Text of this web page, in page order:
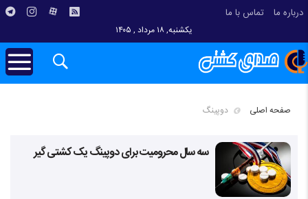
درباره ما تماس با ما
یکشنبه, ۱۸ مرداد , ۱۴۰۵
صفحه اصلی دوپینگ
سه سال محرومیت برای دوپینگ یک کشتی گیر